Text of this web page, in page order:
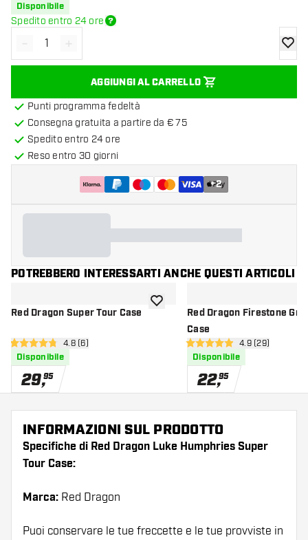
Disponibile
Spedito entro 24 ore
Diminuisci quantità
- Aumenta quantità
+
AGGIUNGI AL CARRELLO
Punti programma fedeltà
Consegna gratuita a partire da € 75
Spedito entro 24 ore
Reso entro 30 giorni
+2
POTREBBERO INTERESSARTI ANCHE QUESTI ARTICOLI
Red Dragon Super Tour Case
apri pannello recensioni
4.8 stelle di valutazione
4.8 (6)
Disponibile
29,95
aggiungi alla lista dei desideri
Red Dragon Firestone
Case
apri pannello
4.9 stelle di valutazione
4.9 (29)
Disponibile
22,95
INFORMAZIONI SUL PRODOTTO
Specifiche di Red Dragon Luke Humphries Super
Tour Case:
Marca: Red Dragon
Puoi conservare le tue freccette e le tue provviste in